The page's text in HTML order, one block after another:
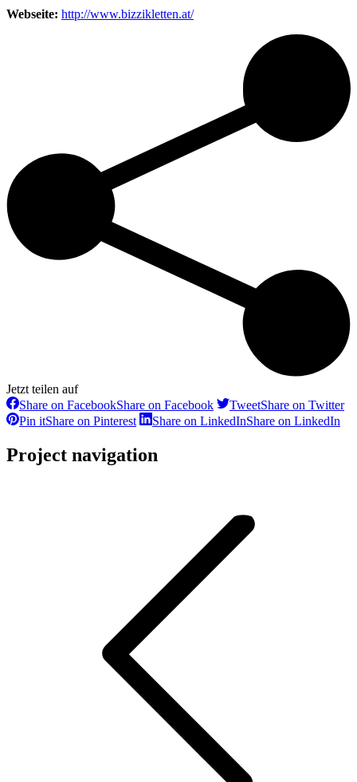
Webseite: http://www.bizzikletten.at/
Jetzt teilen auf
Share on FacebookShare on Facebook TweetShare on Twitter
Pin itShare on Pinterest Share on LinkedInShare on LinkedIn
Project navigation